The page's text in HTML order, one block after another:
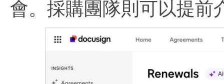
會。採購團隊則可以提前